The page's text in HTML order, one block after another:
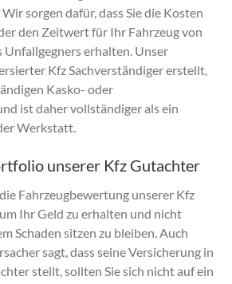
sorgen dafür, dass Sie die Kosten
den Zeitwert für Ihr Fahrzeug von
Unfallgegners erhalten. Unser
Kfz Sachverständiger erstellt,
Kasko- oder
ist daher vollständiger als ein
Werkstatt.
unserer Kfz Gutachter
Fahrzeugbewertung unserer Kfz
Ihr Geld zu erhalten und nicht
Schaden sitzen zu bleiben. Auch
sagt, dass seine Versicherung in
stellt, sollten Sie sich nicht auf ein